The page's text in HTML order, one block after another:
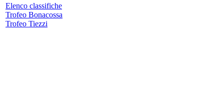
Elenco classifiche
Trofeo Bonacossa
Trofeo Tiezzi